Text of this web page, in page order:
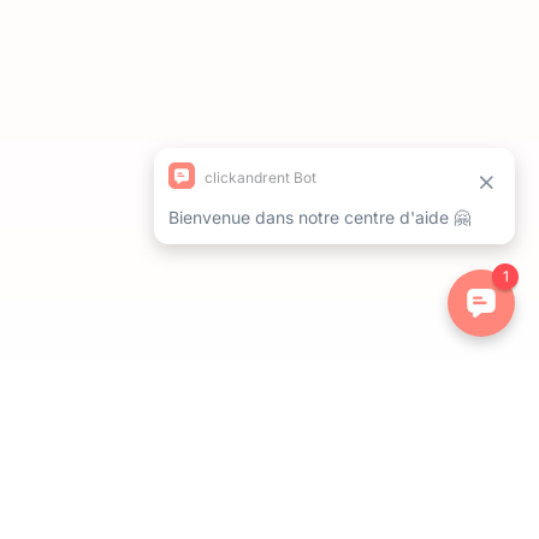
Personnalisez vos préférences pour contrôler la manière dont